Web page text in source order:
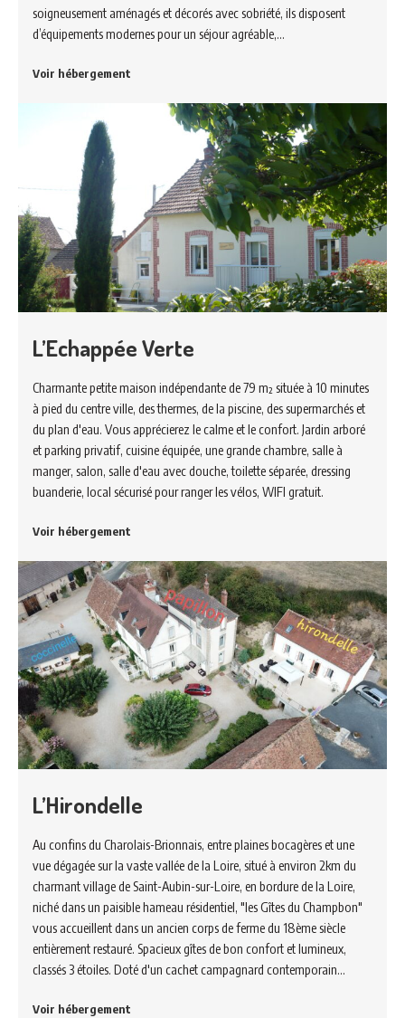
soigneusement aménagés et décorés avec sobriété, ils disposent
d’équipements modernes pour un séjour agréable,…
Voir hébergement
L’Echappée Verte
Charmante petite maison indépendante de 79 m² située à 10 minutes
à pied du centre ville, des thermes, de la piscine, des supermarchés et
du plan d'eau. Vous apprécierez le calme et le confort. Jardin arboré
et parking privatif, cuisine équipée, une grande chambre, salle à
manger, salon, salle d'eau avec douche, toilette séparée, dressing
buanderie, local sécurisé pour ranger les vélos, WIFI gratuit.
Voir hébergement
L’Hirondelle
Au confins du Charolais-Brionnais, entre plaines bocagères et une
vue dégagée sur la vaste vallée de la Loire, situé à environ 2km du
charmant village de Saint-Aubin-sur-Loire, en bordure de la Loire,
niché dans un paisible hameau résidentiel, "les Gîtes du Champbon"
vous accueillent dans un ancien corps de ferme du 18ème siècle
entièrement restauré. Spacieux gîtes de bon confort et lumineux,
classés 3 étoiles. Doté d'un cachet campagnard contemporain…
Voir hébergement